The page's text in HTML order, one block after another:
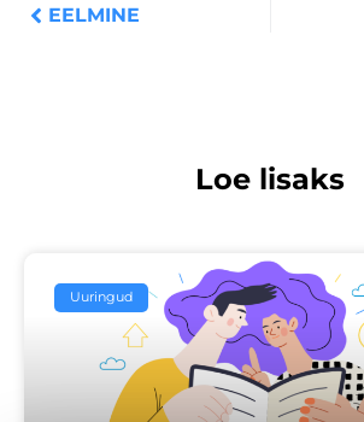
EELMINE
Loe lisaks
Uuringud